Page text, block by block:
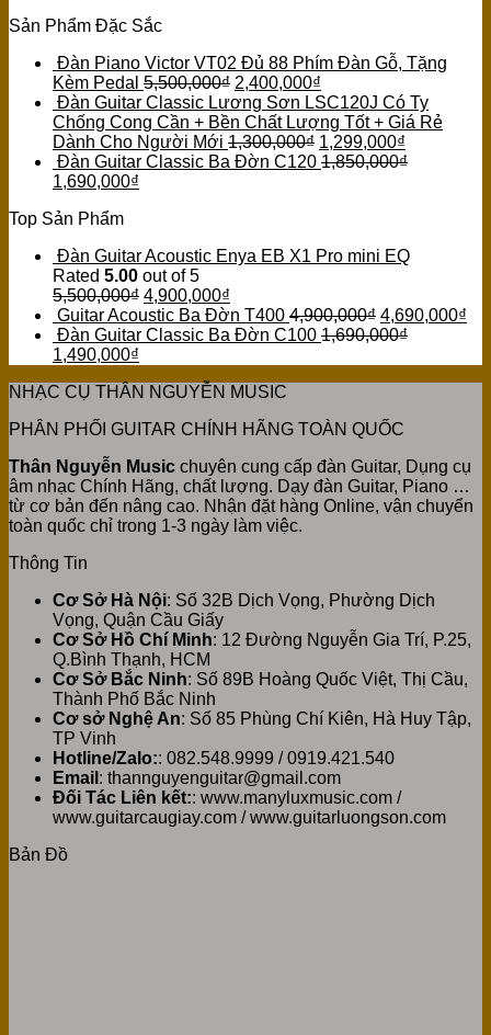
Sản Phẩm Đặc Sắc
Đàn Piano Victor VT02 Đủ 88 Phím Đàn Gỗ, Tặng
Kèm Pedal 5,500,000₫ 2,400,000₫
Đàn Guitar Classic Lương Sơn LSC120J Có Ty
Chống Cong Cần + Bền Chất Lượng Tốt + Giá Rẻ
Dành Cho Người Mới 1,300,000₫ 1,299,000₫
Đàn Guitar Classic Ba Đờn C120 1,850,000₫
1,690,000₫
Top Sản Phẩm
Đàn Guitar Acoustic Enya EB X1 Pro mini EQ
Rated 5.00 out of 5
5,500,000₫ 4,900,000₫
Guitar Acoustic Ba Đờn T400 4,900,000₫ 4,690,000₫
Đàn Guitar Classic Ba Đờn C100 1,690,000₫
1,490,000₫
NHẠC CỤ THÂN NGUYỄN MUSIC
PHÂN PHỐI GUITAR CHÍNH HÃNG TOÀN QUỐC
Thân Nguyễn Music chuyên cung cấp đàn Guitar, Dụng cụ
âm nhạc Chính Hãng, chất lượng. Dạy đàn Guitar, Piano …
từ cơ bản đến nâng cao. Nhận đặt hàng Online, vận chuyển
toàn quốc chỉ trong 1-3 ngày làm việc.
Thông Tin
Cơ Sở Hà Nội: Số 32B Dịch Vọng, Phường Dịch
Vọng, Quận Cầu Giấy
Cơ Sở Hồ Chí Minh: 12 Đường Nguyễn Gia Trí, P.25,
Q.Bình Thạnh, HCM
Cơ Sở Bắc Ninh: Số 89B Hoàng Quốc Việt, Thị Cầu,
Thành Phố Bắc Ninh
Cơ sở Nghệ An: Số 85 Phùng Chí Kiên, Hà Huy Tập,
TP Vinh
Hotline/Zalo:: 082.548.9999 / 0919.421.540
Email : thannguyenguitar@gmail.com
Đối Tác Liên kết:: www.manyluxmusic.com /
www.guitarcaugiay.com / www.guitarluongson.com
Bản Đồ